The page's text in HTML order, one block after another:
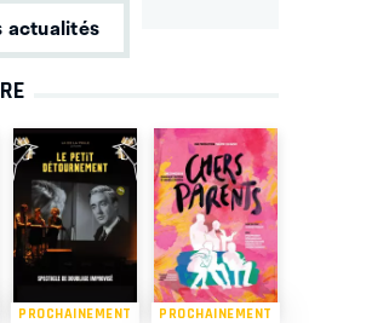
actualités
PROCHAINEMENT PROCHAINEMENT